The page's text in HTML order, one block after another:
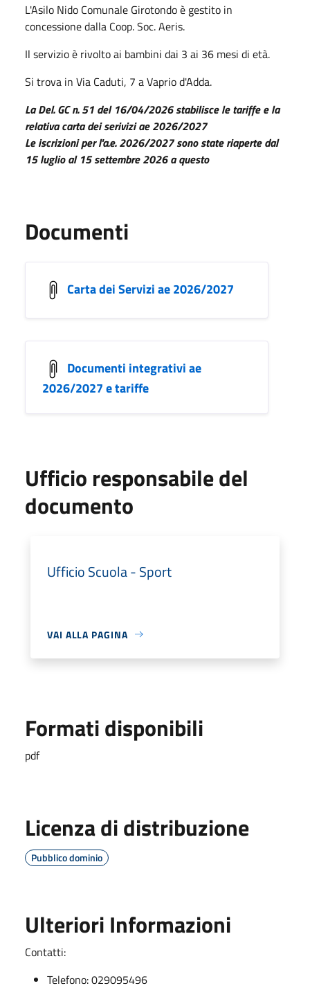
L'Asilo Nido Comunale Girotondo è gestito in
concessione dalla Coop. Soc. Aeris.
Il servizio è rivolto ai bambini dai 3 ai 36 mesi di età.
Si trova in Via Caduti, 7 a Vaprio d'Adda.
La Del. GC n. 51 del 16/04/2026 stabilisce le tariffe e la
relativa carta dei serivizi ae 2026/2027
Le iscrizioni per l'a.e. 2026/2027 sono state riaperte dal
15 luglio al 15 settembre 2026 a questo
Documenti
Carta dei Servizi ae 2026/2027
Documenti integrativi ae
2026/2027 e tariffe
Ufficio responsabile del
documento
Ufficio Scuola - Sport
VAI ALLA PAGINA
Formati disponibili
pdf
Licenza di distribuzione
Pubblico dominio
Ulteriori Informazioni
Contatti:
Telefono: 029095496